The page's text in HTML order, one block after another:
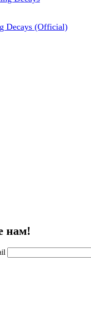
Decays (Official)
нам!